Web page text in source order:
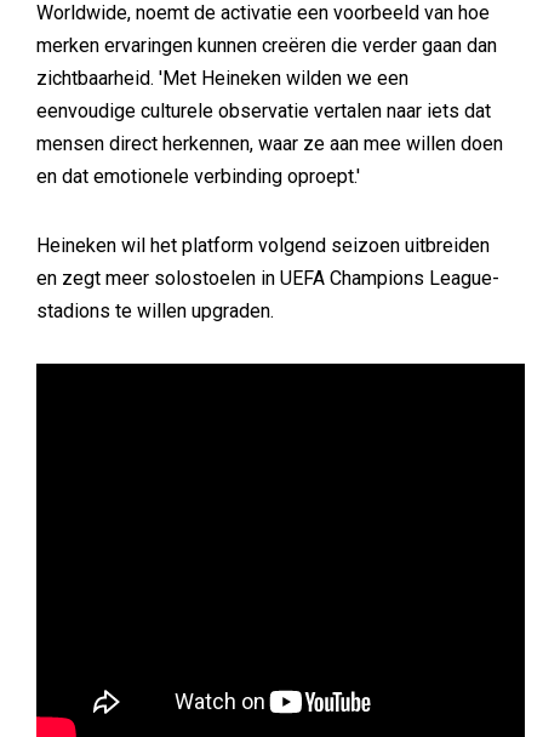
Worldwide, noemt de activatie een voorbeeld van hoe
merken ervaringen kunnen creëren die verder gaan dan
zichtbaarheid. 'Met Heineken wilden we een
eenvoudige culturele observatie vertalen naar iets dat
mensen direct herkennen, waar ze aan mee willen doen
en dat emotionele verbinding oproept.'
Heineken wil het platform volgend seizoen uitbreiden
en zegt meer solostoelen in UEFA Champions League-
stadions te willen upgraden.